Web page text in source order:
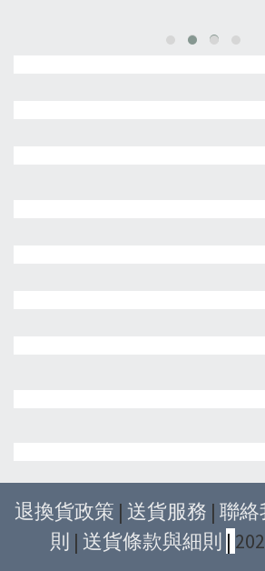
退換貨政策 | 送貨服務 | 聯絡
則 | 送貨條款與細則 |